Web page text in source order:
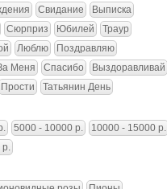
Свидание
Выписка
Сюрприз Юбилей
Траур
Люблю
Поздравляю
Меня
Спасибо
Выздоравливай
Прости Татьянин День
5000 - 10000 р.
10000 - 15000 р.
р.